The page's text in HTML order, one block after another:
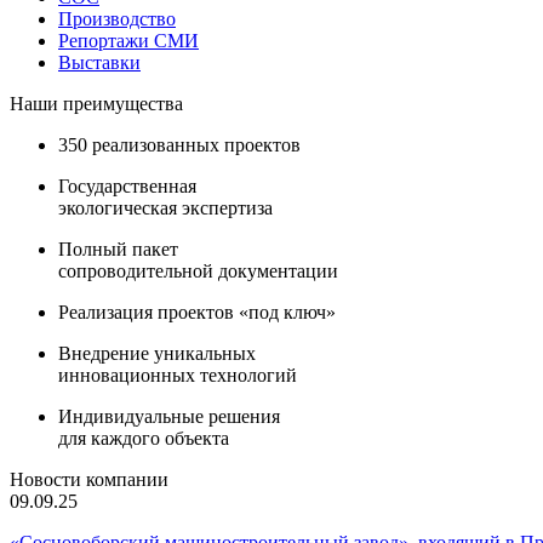
Производство
Репортажи СМИ
Выставки
Наши преимущества
350 реализованных проектов
Государственная
экологическая экспертиза
Полный пакет
сопроводительной документации
Реализация проектов «под ключ»
Внедрение уникальных
инновационных технологий
Индивидуальные решения
для каждого объекта
Новости компании
09.09.25